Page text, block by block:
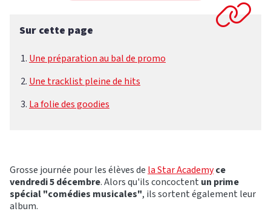
Sur cette page
Une préparation au bal de promo
Une tracklist pleine de hits
La folie des goodies
Grosse journée pour les élèves de la Star Academyce
vendredi 5 décembre. Alors qu'ils concoctent un prime
spécial "comédies musicales", ils sortent également leur
album.